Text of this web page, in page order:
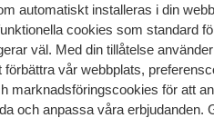
automatiskt installeras i din
cookies som standard
väl. Med din tillåtelse
vår webbplats,
marknadsföringscookies för att
och anpassa våra erbjudanden.
upplevelser av vår